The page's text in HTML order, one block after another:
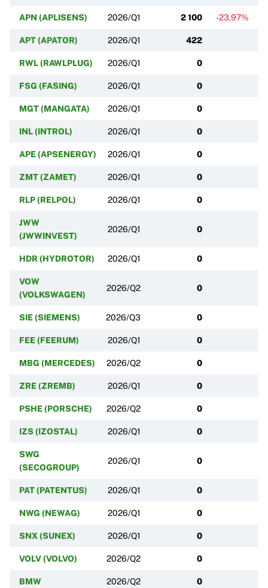
APN (APLISENS) 2026/Q1 2 100 -23,97%
APT (APATOR) 2026/Q1 422
RWL (RAWLPLUG) 2026/Q1 0
FSG (FASING) 2026/Q1 0
MGT (MANGATA) 2026/Q1 0
INL (INTROL) 2026/Q1 0
APE (APSENERGY) 2026/Q1 0
ZMT (ZAMET) 2026/Q1 0
RLP (RELPOL) 2026/Q1 0
JWW
(JWWINVEST)
2026/Q1 0
HDR (HYDROTOR) 2026/Q1 0
VOW
(VOLKSWAGEN)
2026/Q2 0
SIE (SIEMENS) 2026/Q3 0
FEE (FEERUM) 2026/Q1 0
MBG (MERCEDES) 2026/Q2 0
ZRE (ZREMB) 2026/Q1 0
PSHE (PORSCHE) 2026/Q2 0
IZS (IZOSTAL) 2026/Q1 0
SWG
(SECOGROUP)
2026/Q1 0
PAT (PATENTUS) 2026/Q1 0
NWG (NEWAG) 2026/Q1 0
SNX (SUNEX) 2026/Q1 0
VOLV (VOLVO) 2026/Q2 0
BMW 2026/Q2 0